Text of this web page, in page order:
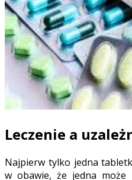
Leczenie a
Najpierw tylko jedna
w obawie, że jedna może